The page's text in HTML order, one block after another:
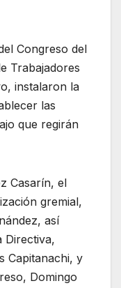
Congreso del
Trabajadores
instalaron la
las
que regirán
Casarín, el
gremial,
así
Directiva,
Capitanachi, y
Domingo